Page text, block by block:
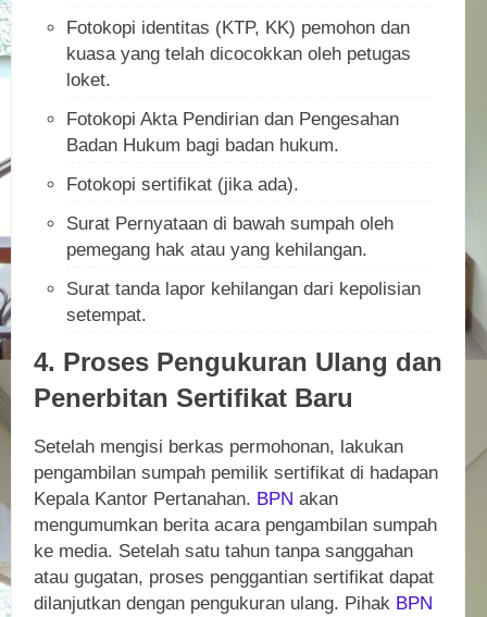
Fotokopi identitas (KTP, KK) pemohon dan
kuasa yang telah dicocokkan oleh petugas
loket.
Fotokopi Akta Pendirian dan Pengesahan
Badan Hukum bagi badan hukum.
Fotokopi sertifikat (jika ada).
Surat Pernyataan di bawah sumpah oleh
pemegang hak atau yang kehilangan.
Surat tanda lapor kehilangan dari kepolisian
setempat.
4. Proses Pengukuran Ulang dan
Penerbitan Sertifikat Baru
Setelah mengisi berkas permohonan, lakukan
pengambilan sumpah pemilik sertifikat di hadapan
Kepala Kantor Pertanahan. BPN akan
mengumumkan berita acara pengambilan sumpah
ke media. Setelah satu tahun tanpa sanggahan
atau gugatan, proses penggantian sertifikat dapat
dilanjutkan dengan pengukuran ulang. Pihak BPN